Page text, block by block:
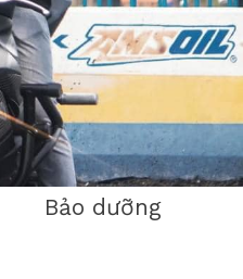
Bảo dưỡng